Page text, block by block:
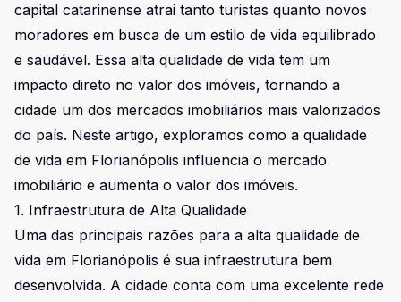
capital catarinense atrai tanto turistas quanto novos
moradores em busca de um estilo de vida equilibrado
e saudável. Essa alta qualidade de vida tem um
impacto direto no valor dos imóveis, tornando a
cidade um dos mercados imobiliários mais valorizados
do país. Neste artigo, exploramos como a qualidade
de vida em Florianópolis influencia o mercado
imobiliário e aumenta o valor dos imóveis.
1. Infraestrutura de Alta Qualidade
Uma das principais razões para a alta qualidade de
vida em Florianópolis é sua infraestrutura bem
desenvolvida. A cidade conta com uma excelente rede